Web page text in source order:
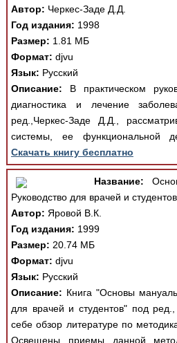
Автор: Черкес-Заде Д.Д.
Год издания: 1998
Размер: 1.81 МБ
Формат: djvu
Язык: Русский
Описание: В практическом
диагностика и лечение
ред.,Черкес-Заде Д.Д.,
системы, ее функциональной
Скачать книгу бесплатно
Название:
Руководство для врачей и студентов
Автор: Яровой В.К.
Год издания: 1999
Размер: 20.74 МБ
Формат: djvu
Язык: Русский
Описание: Книга "Основы
для врачей и студентов" под
себе обзор литературе по
Освещены приемы данной